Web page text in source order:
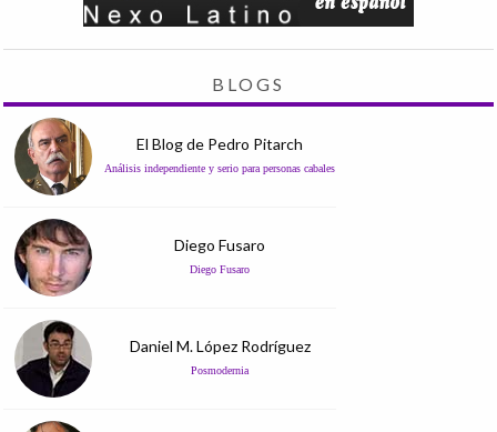
BLOGS
El Blog de Pedro Pitarch
Análisis independiente y serio para personas cabales
Diego Fusaro
Diego Fusaro
Daniel M. López Rodríguez
Posmodernia